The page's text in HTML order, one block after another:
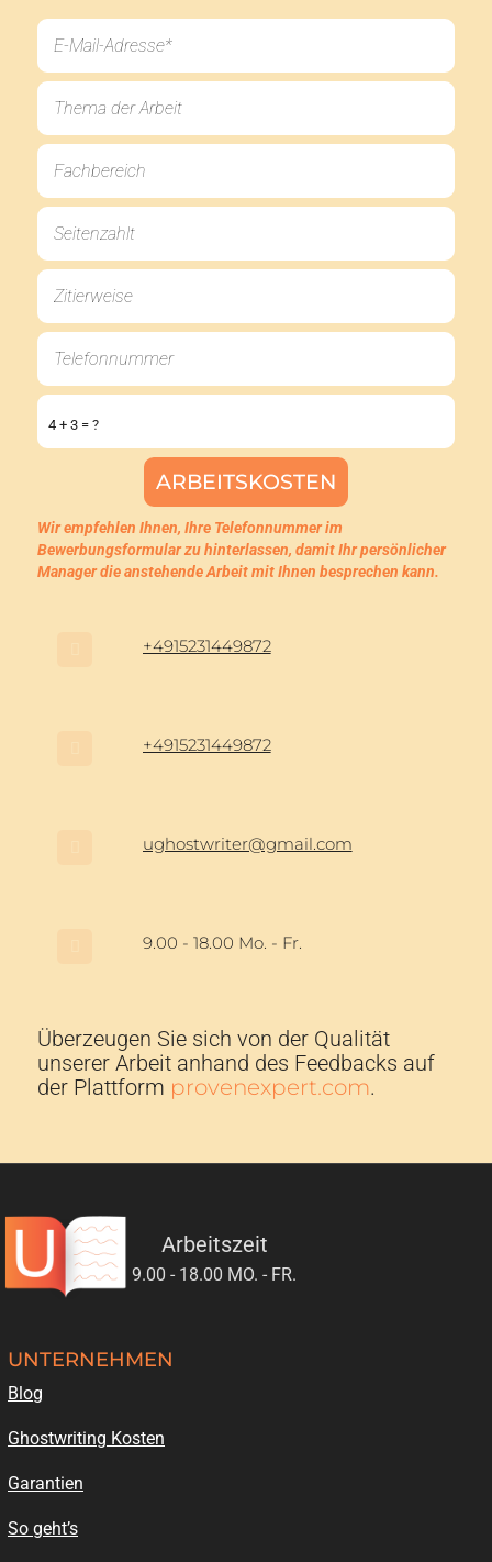
4 + 3 = ?
Wir empfehlen Ihnen, Ihre Telefonnummer im
Bewerbungsformular zu hinterlassen, damit Ihr persönlicher
Manager die anstehende Arbeit mit Ihnen besprechen kann.
+4915231449872
+4915231449872
ughostwriter@gmail.com
9.00 - 18.00 Mo. - Fr.
Überzeugen Sie sich von der Qualität
unserer Arbeit anhand des Feedbacks auf
der Plattform provenexpert.com.
Arbeitszeit
9.00 - 18.00 MO. - FR.
UNTERNEHMEN
Blog
Ghostwriting Kosten
Garantien
So geht’s